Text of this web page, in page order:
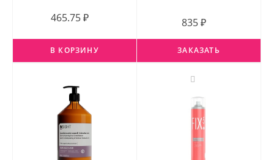
465.75 ₽
В КОРЗИНУ
835 ₽
ЗАКАЗАТЬ